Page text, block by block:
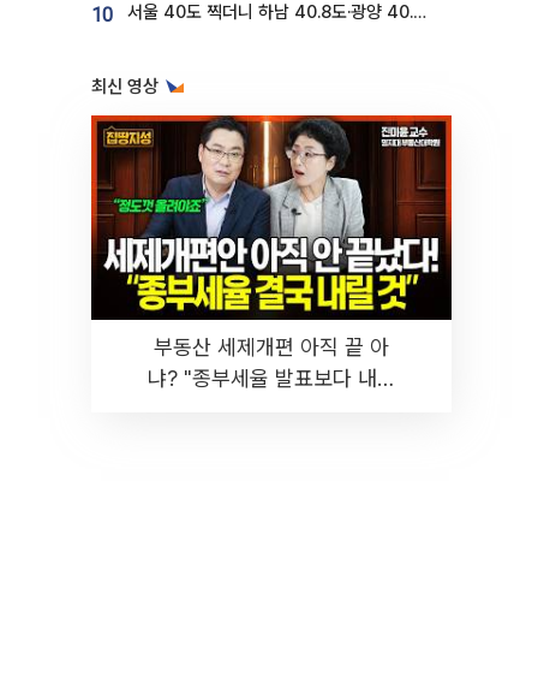
10 서울 40도 찍더니 하남 40.8도·광양 40.2도…전국 '펄펄'
최신 영상
부동산 세제개편 아직 끝 아
냐? "종부세율 발표보다 내릴